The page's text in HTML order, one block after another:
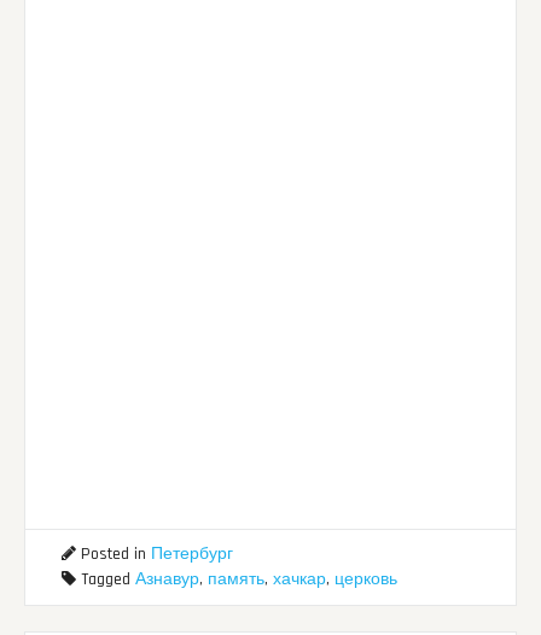
Posted in Петербург
Tagged Азнавур, память, хачкар, церковь